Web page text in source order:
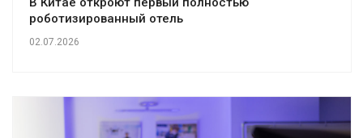
роботизированный отель
02.07.2026